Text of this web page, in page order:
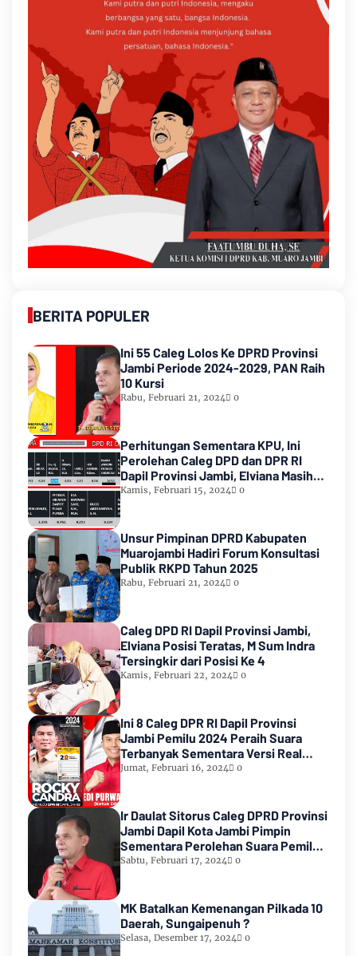
BERITA POPULER
Ini 55 Caleg Lolos Ke DPRD Provinsi
Jambi Periode 2024-2029, PAN Raih
10 Kursi
Rabu, Februari 21, 2024 0
Perhitungan Sementara KPU, Ini
Perolehan Caleg DPD dan DPR RI
Dapil Provinsi Jambi, Elviana Masih
Urutan Kedua Teratas
Kamis, Februari 15, 2024 0
Unsur Pimpinan DPRD Kabupaten
Muarojambi Hadiri Forum Konsultasi
Publik RKPD Tahun 2025
Rabu, Februari 21, 2024 0
Caleg DPD RI Dapil Provinsi Jambi,
Elviana Posisi Teratas, M Sum Indra
Tersingkir dari Posisi Ke 4
Kamis, Februari 22, 2024 0
Ini 8 Caleg DPR RI Dapil Provinsi
Jambi Pemilu 2024 Peraih Suara
Terbanyak Sementara Versi Real
Count KPU RI
Jumat, Februari 16, 2024 0
Ir Daulat Sitorus Caleg DPRD Provinsi
Jambi Dapil Kota Jambi Pimpin
Sementara Perolehan Suara Pemilu
2024
Sabtu, Februari 17, 2024 0
MK Batalkan Kemenangan Pilkada 10
Daerah, Sungaipenuh ?
Selasa, Desember 17, 2024 0